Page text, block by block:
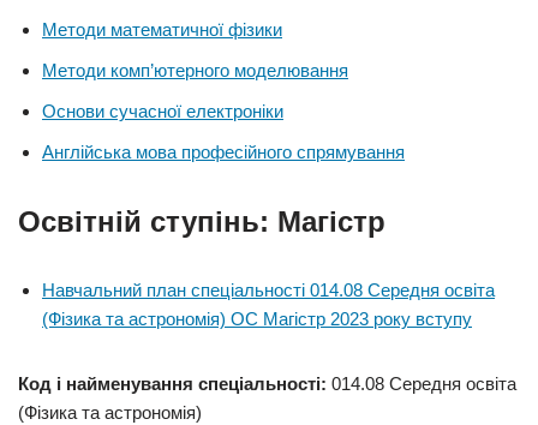
Методи математичної фізики
Методи комп’ютерного моделювання
Основи сучасної електроніки
Англійська мова професійного спрямування
Освітній ступінь: Магістр
Навчальний план спеціальності 014.08 Середня освіта
(Фізика та астрономія) ОС Магістр 2023 року вступу
Код і найменування спеціальності: 014.08 Середня освіта
(Фізика та астрономія)